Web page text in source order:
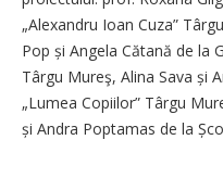
„Alexandru Ioan Cuza”
Pop și Angela Cătană de la
Târgu Mureş, Alina Sava și
„Lumea Copiilor” Târgu
și Andra Poptamas de la